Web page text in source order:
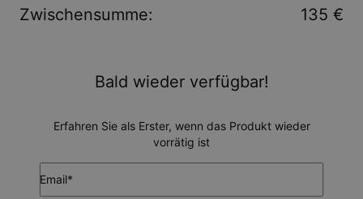
Zwischensumme: 135 €
Bald wieder verfügbar!
Erfahren Sie als Erster, wenn das Produkt wieder
vorrätig ist
Email*